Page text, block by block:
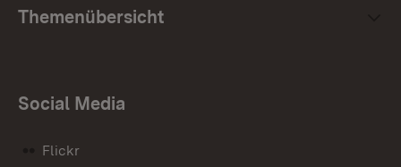
Themenübersicht
Social Media
Flickr